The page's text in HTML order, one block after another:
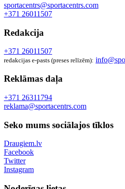
sportacentrs@sportacentrs.com
+371 26011507
Redakcija
+371 26011507
redakcijas e-pasts (preses relīzēm):
Reklāmas daļa
+371 26311794
reklama@sportacentrs.com
Seko mums sociālajos tīklos
Draugiem.lv
Facebook
Twitter
Instagram